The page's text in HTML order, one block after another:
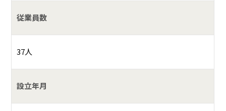
従業員数
37人
設立年月